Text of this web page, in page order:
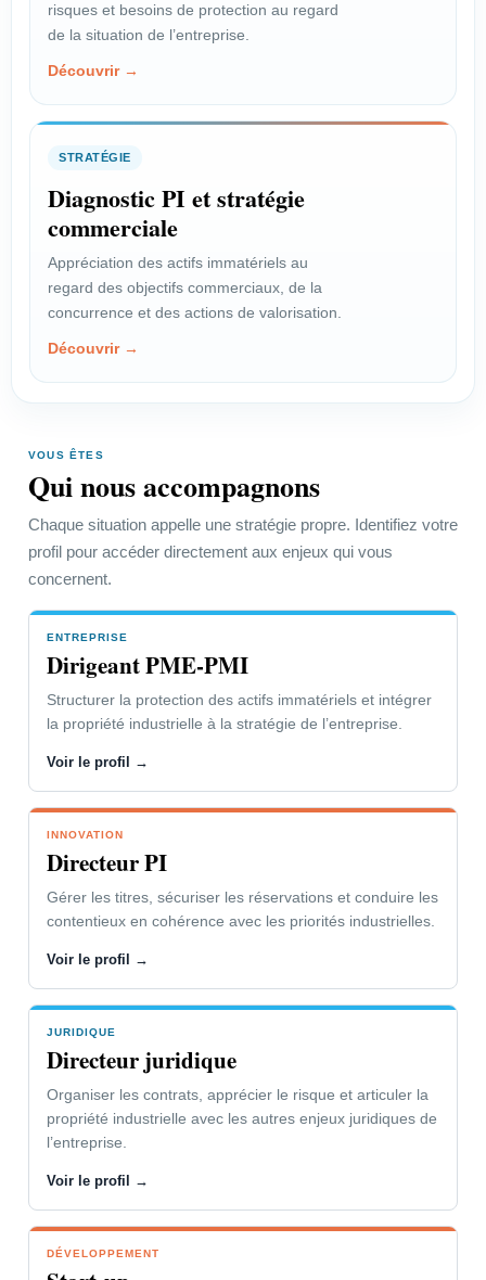
Scientifique
Valoriser l’innovation issue de la
PROFIL
Inventeur salarié
Faire reconnaître vos droits et
équitable.
PROFIL
Créateur-Inventeur
Choisir la bonne protection et
organiser les actions utiles.
Dirigeant PME-PMI
Accéder à la page “Vous êtes” →
VOTRE PROBLÉMATIQUE
L’innovation soutient vos parts de
marché et la dynamique de l’entreprise.
Vous devez faire respecter vos droits ou
combattre ceux de vos concurrents.
NOTRE CONCOURS
votre organisation et à vos
œuvre des stratégies.
risques et besoins de protection au regard
de la situation de l’entreprise.
Découvrir →
STRATÉGIE
Diagnostic PI et stratégie
commerciale
Appréciation des actifs immatériels au
regard des objectifs commerciaux, de la
concurrence et des actions de valorisation.
Découvrir →
VOUS ÊTES
Qui nous accompagnons
Chaque situation appelle une stratégie propre. Identifiez votre
profil pour accéder directement aux enjeux qui vous
concernent.
ENTREPRISE
Dirigeant PME-PMI
Structurer la protection des actifs immatériels et intégrer
la propriété industrielle à la stratégie de l’entreprise.
Voir le profil →
INNOVATION
Directeur PI
Gérer les titres, sécuriser les réservations et conduire les
contentieux en cohérence avec les priorités industrielles.
Voir le profil →
JURIDIQUE
Directeur juridique
Organiser les contrats, apprécier le risque et articuler la
propriété industrielle avec les autres enjeux juridiques de
l’entreprise.
Voir le profil →
DÉVELOPPEMENT